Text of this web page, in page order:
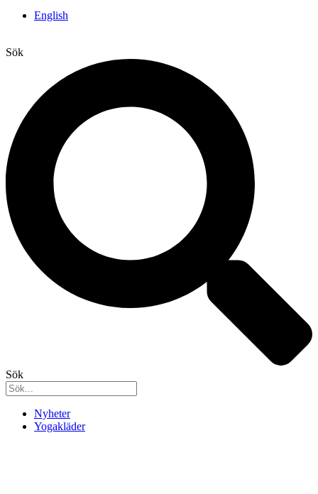
English
Sök
Sök
Nyheter
Yogakläder